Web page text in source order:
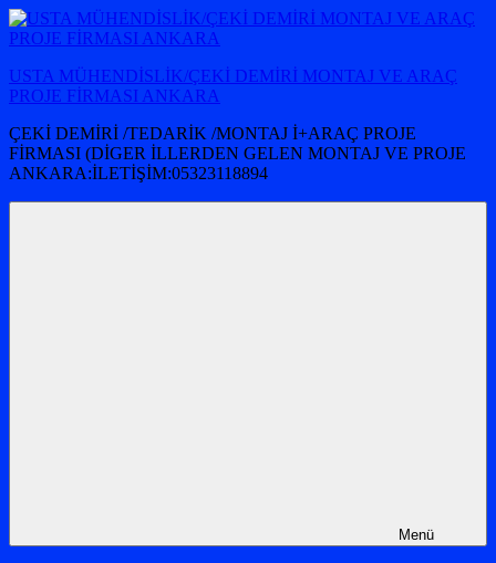
İçeriğe
atla
USTA MÜHENDİSLİK/ÇEKİ DEMİRİ MONTAJ VE ARAÇ
PROJE FİRMASI ANKARA
ÇEKİ DEMİRİ /TEDARİK /MONTAJ İ+ARAÇ PROJE
FİRMASI (DİGER İLLERDEN GELEN MONTAJ VE PROJE
ANKARA:İLETİŞİM:05323118894
Menü